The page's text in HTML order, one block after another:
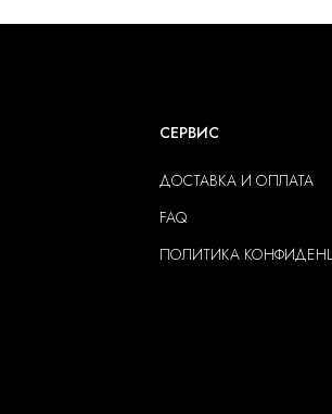
СЕРВИС
ДОСТАВКА И ОПЛАТА
FAQ
ПОЛИТИКА